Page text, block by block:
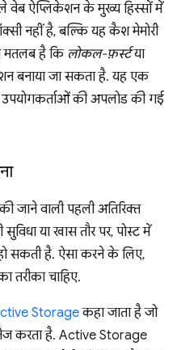
वेब ऐप्लिकेशन के मुख्य हिस्सों में
नहीं है, बल्कि यह कैश मेमोरी
मतलब है कि लोकल-फ़र्स्टया
बनाया जा सकता है. यह एक
की अपलोड की गई
वाली पहली अतिरिक्त
या खास तौर पर, पोस्ट में
सकती है. ऐसा करने के लिए,
चाहिए.
Storageकहा जाता है जो
करता है. Active Storage